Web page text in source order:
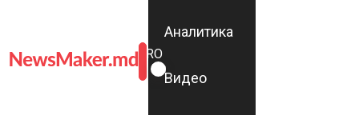
ROMÂNĂ
RU
Аналитика
Видео